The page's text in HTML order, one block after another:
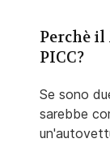
Perchè
PICC?
Se sono
sarebbe